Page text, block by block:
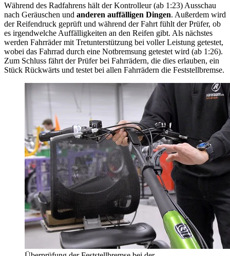
Während des Radfahrens hält der Kontrolleur (ab 1:23) Ausschau
nach Geräuschen und anderen auffälligen Dingen. Außerdem wird
der Reifendruck geprüft und während der Fahrt fühlt der Prüfer, ob
es irgendwelche Auffälligkeiten an den Reifen gibt. Als nächstes
werden Fahrräder mit Tretunterstützung bei voller Leistung getestet,
wobei das Fahrrad durch eine Notbremsung getestet wird (ab 1:26).
Zum Schluss fährt der Prüfer bei Fahrrädern, die dies erlauben, ein
Stück Rückwärts und testet bei allen Fahrrädern die Feststellbremse.